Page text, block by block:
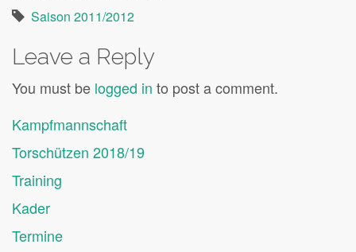
Saison 2011/2012
Leave a Reply
You must be logged in to post a comment.
Kampfmannschaft
Torschützen 2018/19
Training
Kader
Termine